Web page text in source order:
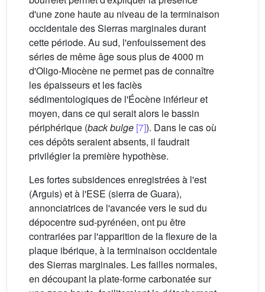
d'une zone haute au niveau de la terminaison
occidentale des Sierras marginales durant
cette période. Au sud, l'enfouissement des
séries de même âge sous plus de 4000 m
d'Oligo-Miocène ne permet pas de connaître
les épaisseurs et les faciès
sédimentologiques de l'Éocène inférieur et
moyen, dans ce qui serait alors le bassin
périphérique (back bulge [7]). Dans le cas où
ces dépôts seraient absents, il faudrait
privilégier la première hypothèse.
Les fortes subsidences enregistrées à l'est
(Arguis) et à l'ESE (sierra de Guara),
annonciatrices de l'avancée vers le sud du
dépocentre sud-pyrénéen, ont pu être
contrariées par l'apparition de la flexure de la
plaque ibérique, à la terminaison occidentale
des Sierras marginales. Les failles normales,
en découpant la plate-forme carbonatée sur